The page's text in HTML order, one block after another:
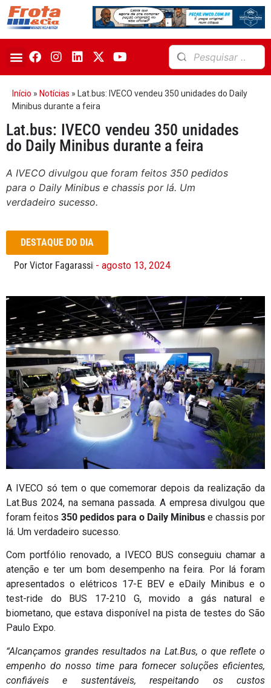
Início » Notícias » Lat.bus: IVECO vendeu 350 unidades do Daily
Minibus durante a feira
Lat.bus: IVECO vendeu 350 unidades
do Daily Minibus durante a feira
A IVECO divulgou que foram feitos 350 pedidos
para o Daily Minibus e chassis por lá. Um
verdadeiro sucesso.
DESTAQUE DO DIA
Por Victor Fagarassi - agosto 13, 2024
A IVECO só tem o que comemorar depois da realização da
Lat.Bus 2024, na semana passada. A empresa divulgou que
foram feitos 350 pedidos para o Daily Minibus e chassis por
lá. Um verdadeiro sucesso.
Com portfólio renovado, a IVECO BUS conseguiu chamar a
atenção e ter um bom desempenho na feira. Por lá foram
apresentados o elétricos 17-E BEV e eDaily Minibus e o
test-ride do BUS 17-210 G, movido a gás natural e
biometano, que estava disponível na pista de testes do São
Paulo Expo.
“Alcançamos grandes resultados na Lat.Bus, o que reflete o
empenho do nosso time para fornecer soluções eficientes,
confiáveis e sustentáveis, respeitando os custos